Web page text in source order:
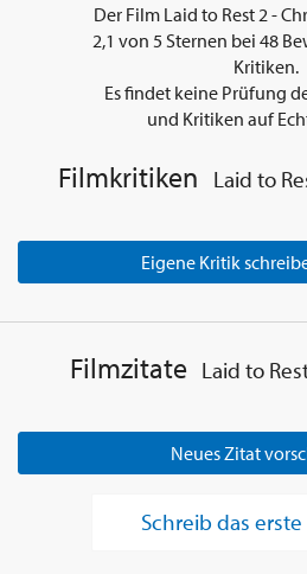
Der Film Laid to Rest 2 -
2,1 von 5 Sternen bei 48
Kritiken.
Es findet keine Prüfung
und Kritiken auf
Filmkritiken Laid to
Eigene Kritik
Filmzitate Laid to
Neues Zitat
Schreib das